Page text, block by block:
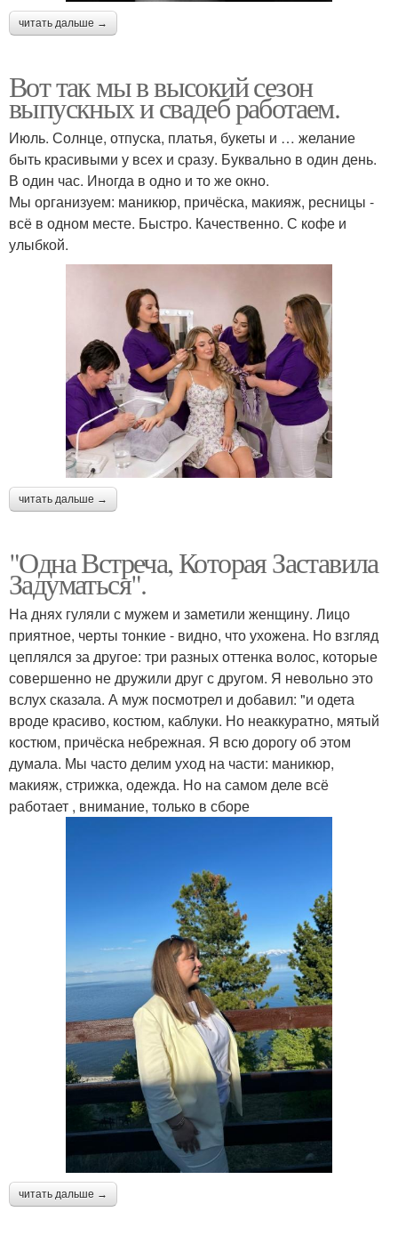
читать дальше →
Вот так мы в высокий сезон
выпускных и свадеб работаем.
Июль. Солнце, отпуска, платья, букеты и … желание
быть красивыми у всех и сразу. Буквально в один день.
В один час. Иногда в одно и то же окно.
Мы организуем: маникюр, причёска, макияж, ресницы -
всё в одном месте. Быстро. Качественно. С кофе и
улыбкой.
читать дальше →
"Одна Встреча, Которая Заставила
Задуматься".
На днях гуляли с мужем и заметили женщину. Лицо
приятное, черты тонкие - видно, что ухожена. Но взгляд
цеплялся за другое: три разных оттенка волос, которые
совершенно не дружили друг с другом. Я невольно это
вслух сказала. А муж посмотрел и добавил: "и одета
вроде красиво, костюм, каблуки. Но неаккуратно, мятый
костюм, причёска небрежная. Я всю дорогу об этом
думала. Мы часто делим уход на части: маникюр,
макияж, стрижка, одежда. Но на самом деле всё
работает , внимание, только в сборе
читать дальше →